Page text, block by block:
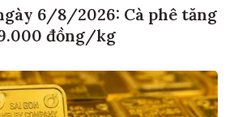
6/8/2026: Cà phê tăng
đồng/kg